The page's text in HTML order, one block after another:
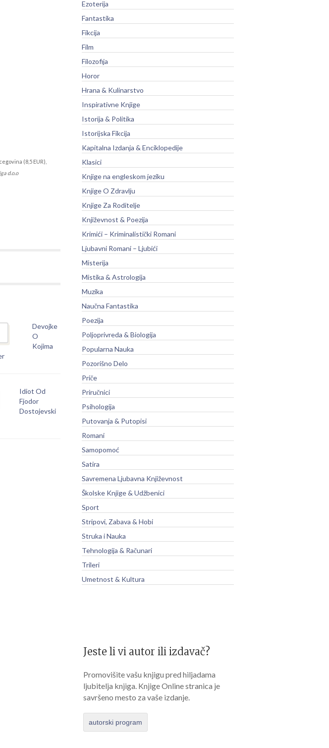
(8,5 EUR),
d.o.o
Devojke
O
Kojima
Idiot Od
Fjodor
Dostojevski
Ezoterija
Fantastika
Fikcija
Film
Filozofija
Horor
Hrana & Kulinarstvo
Inspirativne Knjige
Istorija & Politika
Istorijska Fikcija
Kapitalna Izdanja & Enciklopedije
Klasici
Knjige na engleskom jeziku
Knjige O Zdravlju
Knjige Za Roditelje
Književnost & Poezija
Krimići – Kriminalistički Romani
Ljubavni Romani – Ljubići
Misterija
Mistika & Astrologija
Muzika
Naučna Fantastika
Poezija
Poljoprivreda & Biologija
Popularna Nauka
Pozorišno Delo
Priče
Priručnici
Psihologija
Putovanja & Putopisi
Romani
Samopomoć
Satira
Savremena Ljubavna Književnost
Školske Knjige & Udžbenici
Sport
Stripovi, Zabava & Hobi
Struka i Nauka
Tehnologija & Računari
Trileri
Umetnost & Kultura
Jeste li vi autor ili izdavač?
Promovišite vašu knjigu pred hiljadama
ljubitelja knjiga. Knjige Online stranica je
savršeno mesto za vaše izdanje.
autorski program